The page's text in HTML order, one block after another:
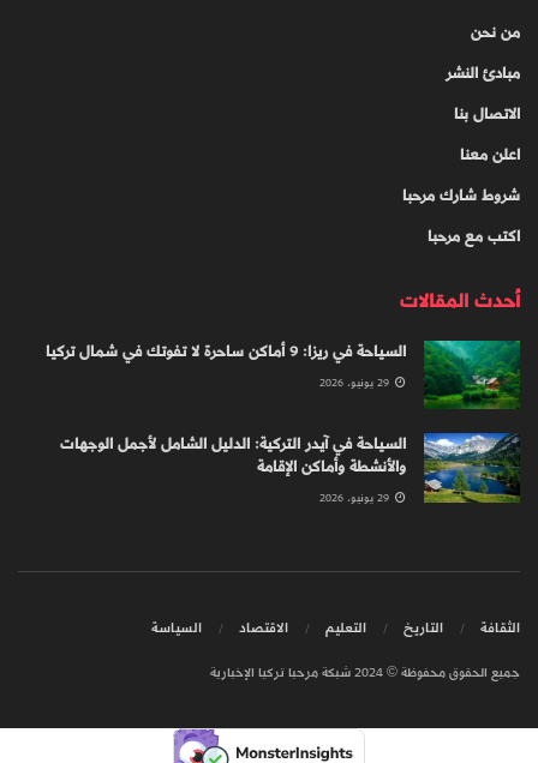
من نحن
مبادئ النشر
الاتصال بنا
اعلن معنا
شروط شارك مرحبا
اكتب مع مرحبا
أحدث المقالات
السياحة في ريزا: 9 أماكن ساحرة لا تفوتك في شمال تركيا
السياحة في آيدر التركية: الدليل الشامل لأجمل الوجهات
والأنشطة وأماكن الإقامة
الثقافة التاريخ التعليم الاقتصاد السياسة
جميع الحقوق محفوظة © 2024 شبكة مرحبا تركيا الإخبارية